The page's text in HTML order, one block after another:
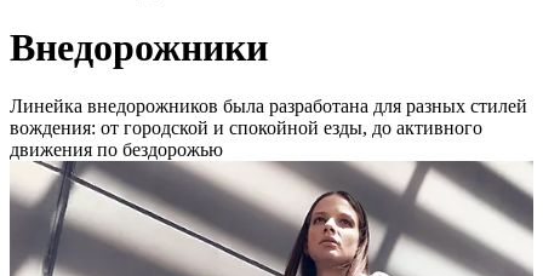
Внедорожники
Линейка внедорожников была разработана для разных стилей
вождения: от городской и спокойной езды, до активного
движения по бездорожью